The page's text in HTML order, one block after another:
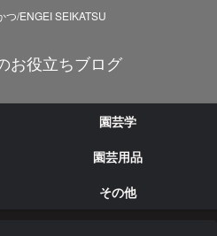
つ/ENGEI SEIKATSU
お役立ちブログ
園芸学
園芸用品
その他